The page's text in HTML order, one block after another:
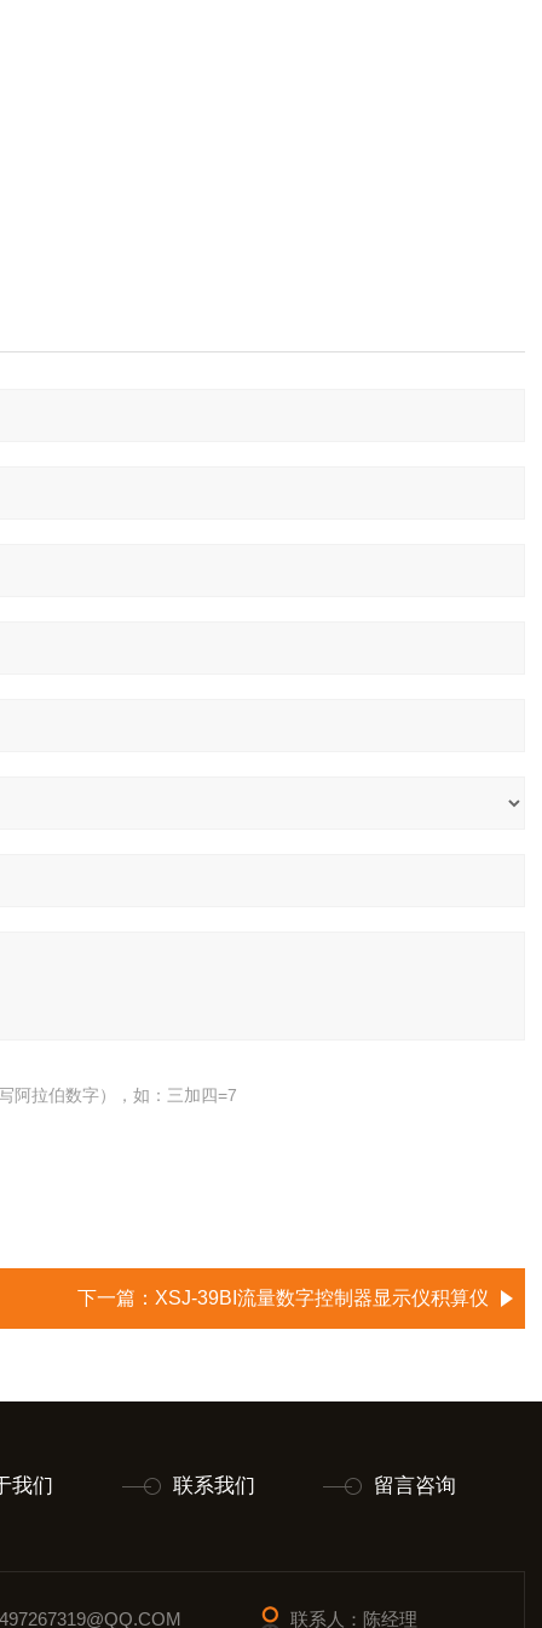
阿拉伯数字），如：三加四=7
下一篇： XSJ-39BI流量数字控制器显示仪积算仪
我们 联系我们 留言咨询
联系人：陈经理